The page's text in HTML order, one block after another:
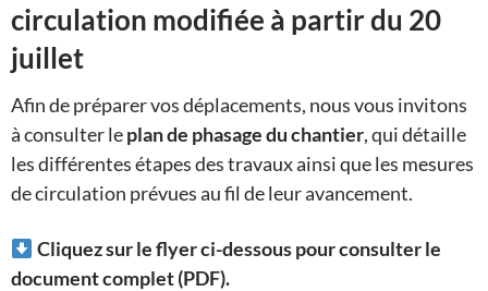
circulation modifiée à partir du 20
juillet
Afin de préparer vos déplacements, nous vous invitons
à consulter leplan de phasage du chantier, qui détaille
les différentes étapes des travaux ainsi que les mesures
de circulation prévues au fil de leur avancement.
Cliquez sur le flyer ci-dessous pour consulter le
document complet (PDF).